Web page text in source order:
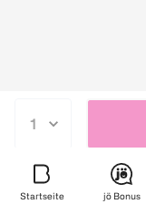
Startseite jö Bonus